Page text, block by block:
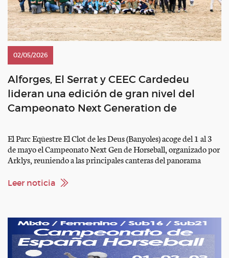
02/05/2026
Alforges, El Serrat y CEEC Cardedeu
lideran una edición de gran nivel del
Campeonato Next Generation de
El Parc Eqüestre El Clot de les Deus (Banyoles) acoge del 1 al 3
de mayo el Campeonato Next Gen de Horseball, organizado por
Arklys, reuniendo a las principales canteras del panorama
igualdad y el alto nivel competitivo. Las diferentes categorías
Leer noticia